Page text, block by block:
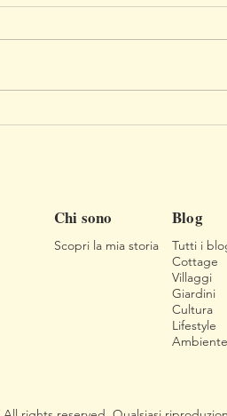
Sei libri da leggere sulla
Chi sono
Scopri la mia storia
Blog
Tutti i
Cottage
Villaggi
Giardini
Cultura
Lifestyle
Ambiente